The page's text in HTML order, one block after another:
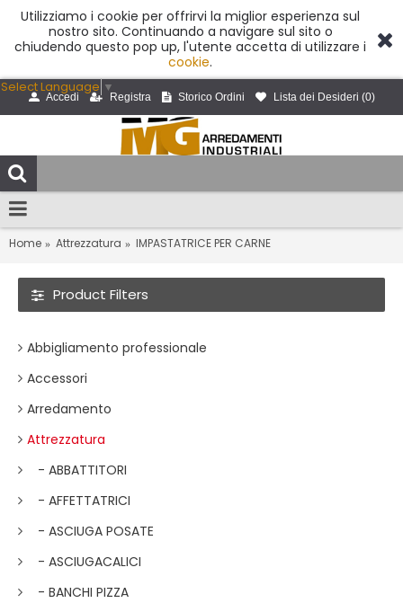
Utilizziamo i cookie per offrirvi la miglior esperienza sul
nostro sito. Continuando a navigare sul sito o
chiudendo questo pop up, l'utente accetta di utilizzare i
cookie.
Select Language ▼
Accedi Registra Storico Ordini Lista dei Desideri (0)
Home Attrezzatura IMPASTATRICE PER CARNE
Product Filters
Abbigliamento professionale
Accessori
Arredamento
Attrezzatura
- ABBATTITORI
- AFFETTATRICI
- ASCIUGA POSATE
- ASCIUGACALICI
- BANCHI PIZZA